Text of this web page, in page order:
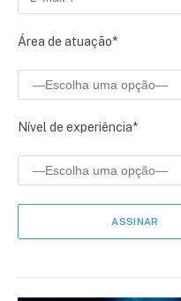
Área de atuação*
Nível de experiência*